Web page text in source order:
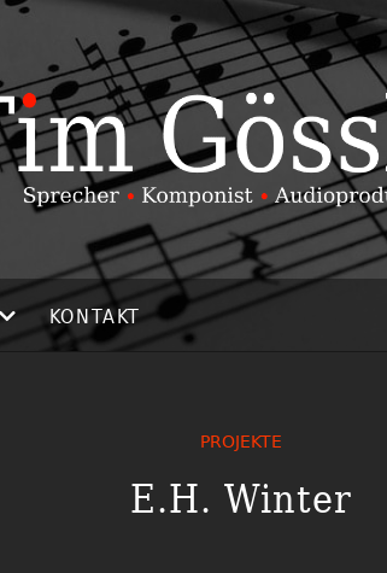
KONTAKT
PROJEKTE
E.H. Winter